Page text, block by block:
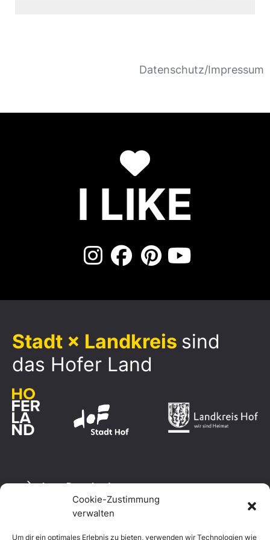
Cookie-Zustimmung
verwalten
Um dir ein optimales Erlebnis zu bieten, verwenden wir Technologien wie
Datenschutz/Impressum
I LIKE
Stadt × Landkreis sind
das Hofer Land
Logo Download